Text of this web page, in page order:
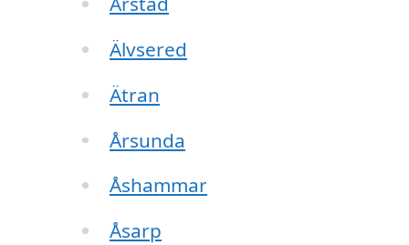
Älvsered
Ätran
Årsunda
Åshammar
Åsarp